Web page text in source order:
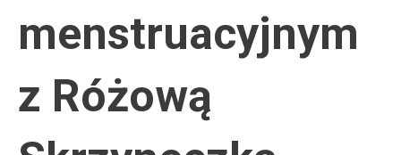
menstruacyjnym
z Różową